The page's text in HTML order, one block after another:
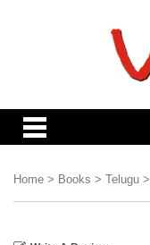
Home > Books > Telugu >